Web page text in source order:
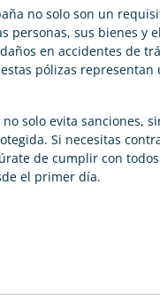
no solo son un
personas, sus bienes y
en accidentes de
pólizas
solo evita sanciones,
Si necesitas
de cumplir con
el primer día.